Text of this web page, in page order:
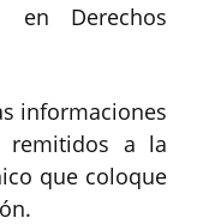
en Derechos
informaciones
remitidos a la
que coloque